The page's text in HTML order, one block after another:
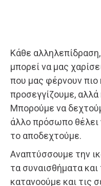
Κάθε
μπορεί να μας
που μας φέρνουν
προσεγγίζουμε,
Μπορούμε να
άλλο πρόσωπο θέλει
το αποδεχτούμε.
Αναπτύσσουμε την
τα συναισθήματα
κατανοούμε και τις